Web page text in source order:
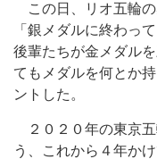
この日、リオ五輪の
「銀メダルに終わっ
後輩たちが金メダル
てもメダルを何とか
ントした。
２０２０年の東京五
う、これから４年か